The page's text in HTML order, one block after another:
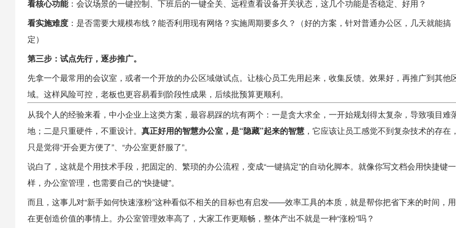
看核心功能：会议场景的一键控制、下班后的一键全关、远程查看设备开关状态，这几个功能是否稳定、好用？
看实施难度 ：是否需要大规模布线？能否利用现有网络？实施周期要多久？（好的方案，针对普通办公区，几天就能搞
定）
第三步：试点先行，逐步推广。
先拿一个最常用的会议室，或者一个开放的办公区域做试点。让核心员工先用起来，收集反馈。效果好，再推广到其他
域。这样风险可控，老板也更容易看到阶段性成果，后续批预算更顺利。
从我个人的经验来看，中小企业上这类方案，最容易踩的坑有两个：一是贪大求全，一开始规划得太复杂，导致项目难
地；二是只重硬件，不重设计。 真正好用的智慧办公室 ，是“隐藏”起来的智慧 ，它应该让员工感觉不到复杂技术的存在，
只是觉得“开会更方便了”、“办公室更舒服了”。
说白了，这就是个用技术手段，把固定的、繁琐的办公流程，变成“一键搞定”的自动化脚本。就像你写文档会用快捷键一
样，办公室管理，也需要自己的“快捷键”。
而且，这事儿对“新手如何快速涨粉”这种看似不相关的目标也有启发——效率工具的本质，就是帮你把省下来的时间，用
在更创造价值的事情上。办公室管理效率高了，大家工作更顺畅，整体产出不就是一种“涨粉”吗？